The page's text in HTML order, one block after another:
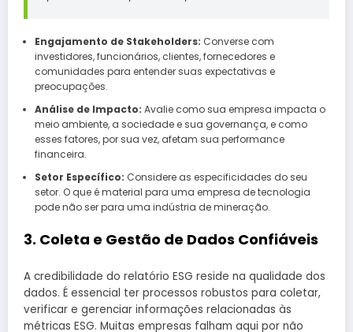
Engajamento de Stakeholders: Converse com
investidores, funcionários, clientes, fornecedores e
comunidades para entender suas expectativas e
preocupações.
Análise de Impacto: Avalie como sua empresa impacta o
meio ambiente, a sociedade e sua governança, e como
esses fatores, por sua vez, afetam sua performance
financeira.
Setor Específico: Considere as especificidades do seu
setor. O que é material para uma empresa de tecnologia
pode não ser para uma indústria de mineração.
3. Coleta e Gestão de Dados Confiáveis
A credibilidade do relatório ESG reside na qualidade dos
dados. É essencial ter processos robustos para coletar,
verificar e gerenciar informações relacionadas às
métricas ESG. Muitas empresas falham aqui por não